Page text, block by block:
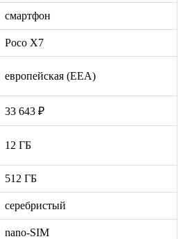
смартфон
Poco X7
европейская (EEA)
33 643 ₽
12 ГБ
512 ГБ
серебристый
nano-SIM